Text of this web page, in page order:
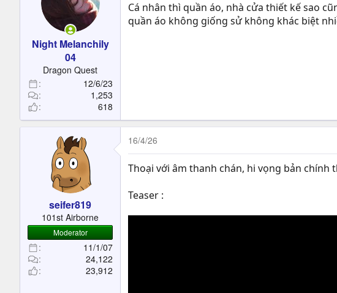
Night Melanchily
04
Dragon Quest
12/6/23
1,253
618
Cá nhân thì quần áo, nhà cửa thiết kế sao
quần áo không giống sử không khác biệt
seifer819
101st Airborne
Moderator
11/1/07
24,122
23,912
16/4/26
Thoại với âm thanh chán, hi vọng bản chính
Teaser :